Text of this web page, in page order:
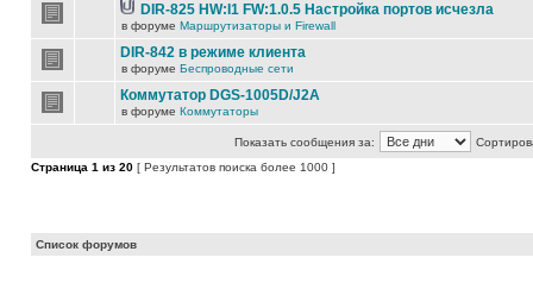
DIR-825 HW:I1 FW:1.0.5 Настройка портов исчезла
в форуме Маршрутизаторы и Firewall
DIR-842 в режиме клиента
в форуме Беспроводные сети
Коммутатор DGS-1005D/J2A
в форуме Коммутаторы
Показать сообщения за:
Страница 1 из 20 [ Результатов поиска более 1000 ]
Список форумов